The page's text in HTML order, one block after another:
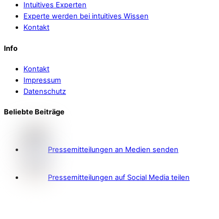
Intuitives Experten
Experte werden bei intuitives Wissen
Kontakt
Info
Kontakt
Impressum
Datenschutz
Beliebte Beiträge
Pressemitteilungen an Medien senden
Pressemitteilungen auf Social Media teilen